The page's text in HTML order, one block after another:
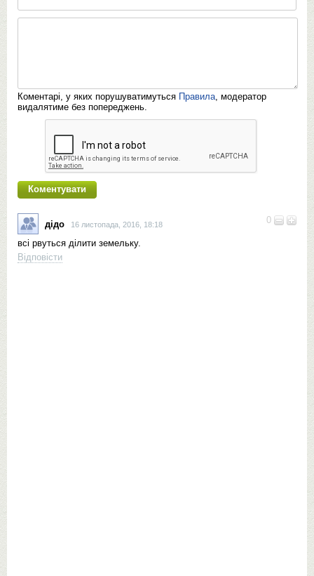
Коментарі, у яких порушуватимуться Правила, модератор
видалятиме без попереджень.
0
дідо 16 листопада, 2016, 18:18
всі рвуться ділити земельку.
Відповісти